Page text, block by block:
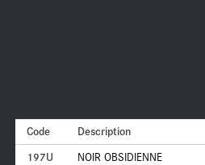
Code
Description
197U
NOIR OBSIDIENNE